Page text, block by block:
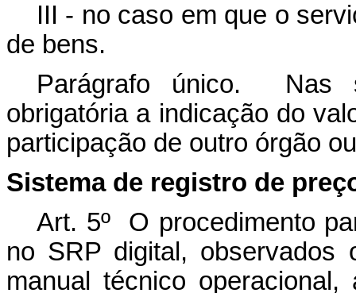
III - no caso em que o
de bens.
Parágrafo único. Nas
obrigatória a indicação do
participação de outro órgão
Sistema de registro de
Art. 5º O procedimento
no SRP digital, observados
manual técnico